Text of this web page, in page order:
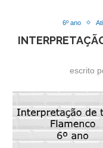
6º ano
escrito